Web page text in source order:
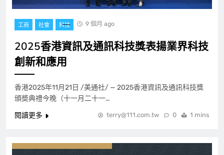
工商 社會 科技 9 個月 ago
2025香港資訊及通訊科技獎表揚業界科技
創新和應用
香港2025年11月21日 /美通社/ — 2025香港資訊及通訊科技獎
頒奬典禮今晚（十一月二十一…
閱讀更多
terry@111.com.tw 0 1 mins